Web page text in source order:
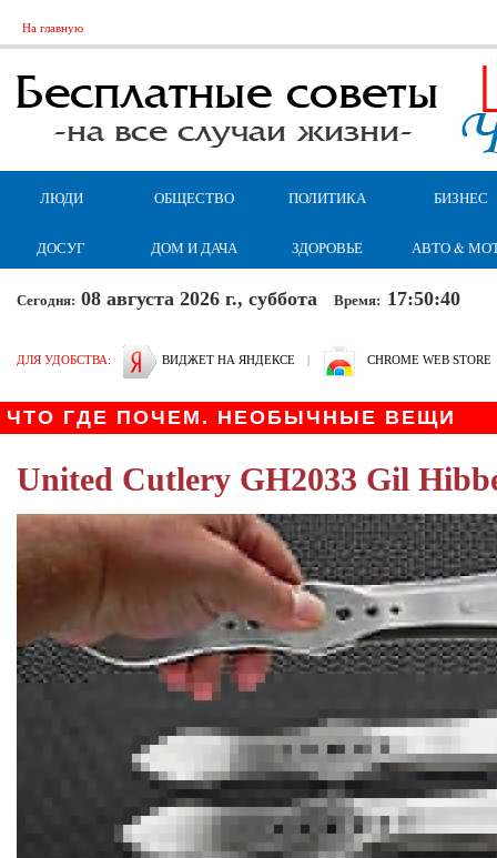
На главную
ЛЮДИ ОБЩЕСТВО ПОЛИТИКА БИЗНЕС
ДОСУГ ДОМ И ДАЧА ЗДОРОВЬЕ АВТО &
Сегодня: 08 августа 2026 г., суббота Время: 17:50:41
ДЛЯ УДОБСТВА: ВИДЖЕТ НА ЯНДЕКСЕ | CHROME WEB STORE
ЧТО ГДЕ ПОЧЕМ. НЕОБЫЧНЫЕ ВЕЩИ
United Cutlery GH2033 Gil